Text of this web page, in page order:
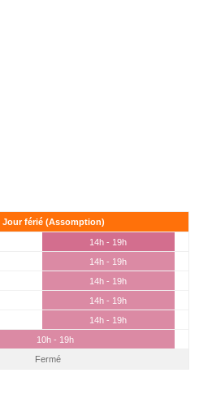
Jour férié (Assomption)
14h - 19h
14h - 19h
14h - 19h
14h - 19h
14h - 19h
10h - 19h
Fermé